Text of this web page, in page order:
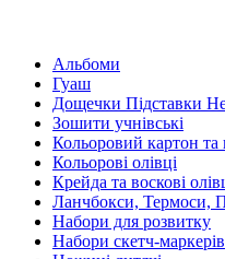
Альбоми
Гуаш
Дощечки Підставки
Зошити учнівські
Кольоровий картон та
Кольорові олівці
Крейда та воскові
Ланчбокси, Термоси,
Набори для розвитку
Набори скетч-маркерів